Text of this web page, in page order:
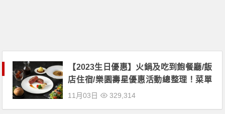
【2023生日優惠】火鍋及吃到飽餐廳/飯
店住宿/樂園壽星優惠活動總整理！菜單
及門市地點一起看
11月03日 329,314